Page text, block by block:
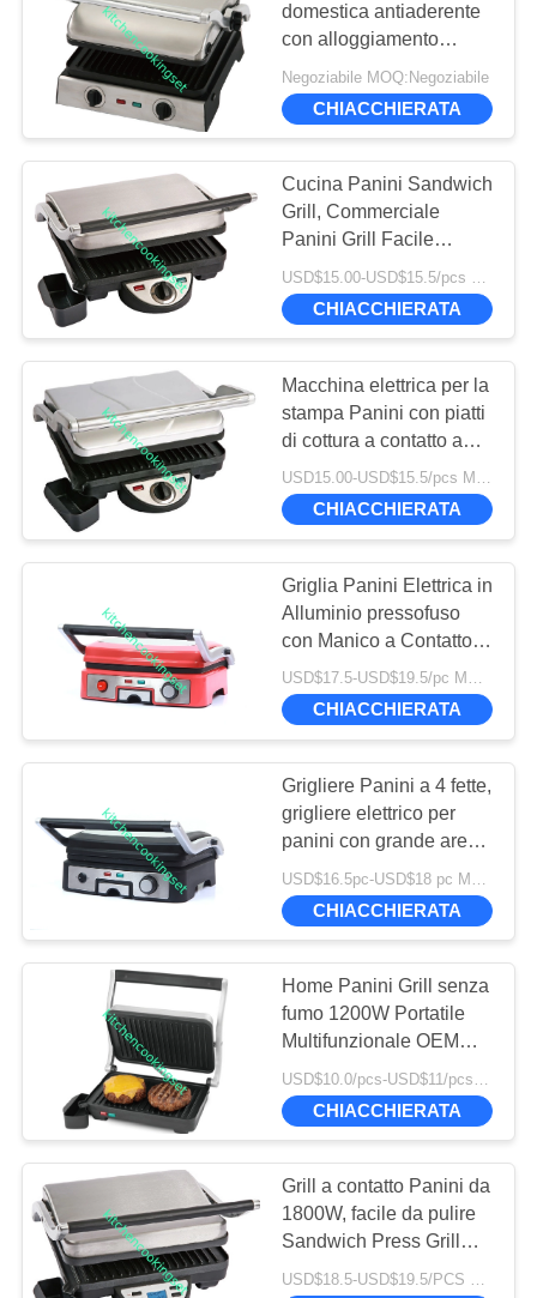
CONTATTICI
NOTIZIE
CASI
MAPPA
DEL
SITO
POLITICA
SULLA
PRIVACY
bollitore di tè di
acciaio inossidabile
scatola di pranzo di
acciaio inossidabile
10
tazza di acciaio
inossidabile
7
Vassoio di acciaio
inossidabile
lavandini di cucina
di acciaio
inossidabile
33
domestica antiaderente
con alloggiamento
superiore in acciaio
inossidabile, piastra
rimovibile
Negoziabile MOQ:Negoziabile
CHIACCHIERATA
Cucina Panini Sandwich
Grill, Commerciale
Panini Grill Facile
pulizia
USD$15.00-USD$15.5/pcs MOQ:1380PCS
CHIACCHIERATA
Macchina elettrica per la
stampa Panini con piatti
di cottura a contatto a
doppio lato
USD15.00-USD$15.5/pcs MOQ:1380PCS
CHIACCHIERATA
Griglia Panini Elettrica in
Alluminio pressofuso
con Manico a Contatto
Freddo in Acciaio Inox
Design Speciale
USD$17.5-USD$19.5/pc MOQ:1000 pezzi
CHIACCHIERATA
Grigliere Panini a 4 fette,
grigliere elettrico per
panini con grande area
di cottura
CHIACCHIERATA
Home Panini Grill senza
fumo 1200W Portatile
Multifunzionale OEM
Brand
USD$10.0/pcs-USD$11/pcs MOQ:1812 pezzi
CHIACCHIERATA
Grill a contatto Panini da
1800W, facile da pulire
Sandwich Press Grill
con grande display LCD
USD$18.5-USD$19.5/PCS MOQ:1400 pezzi